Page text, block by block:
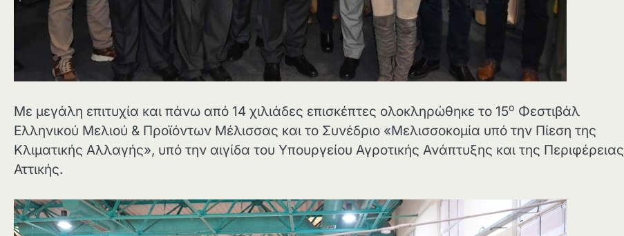
Με μεγάλη επιτυχία και πάνω από 14 χιλιάδες επισκέπτες ολοκληρώθηκε το 15ο Φεστιβάλ
Ελληνικού Μελιού & Προϊόντων Μέλισσας και το Συνέδριο «Μελισσοκομία υπό την Πίεση της
Κλιματικής Αλλαγής», υπό την αιγίδα του Υπουργείου Αγροτικής Ανάπτυξης και της Περιφέρειας
Αττικής.